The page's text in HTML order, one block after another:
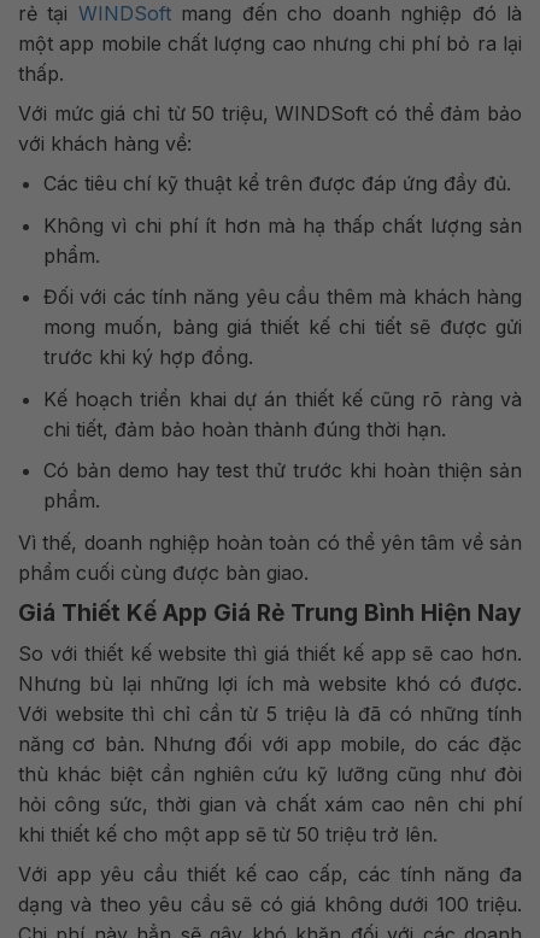
rẻ tại WINDSoftmang đến cho doanh nghiệp đó là
một app mobile chất lượng cao nhưng chi phí bỏ ra lại
thấp.
Với mức giá chỉ từ 50 triệu, WINDSoft có thể đảm bảo
với khách hàng về:
Các tiêu chí kỹ thuật kể trên được đáp ứng đầy đủ.
Không vì chi phí ít hơn mà hạ thấp chất lượng sản
phẩm.
Đối với các tính năng yêu cầu thêm mà khách hàng
mong muốn, bảng giá thiết kế chi tiết sẽ được gửi
trước khi ký hợp đồng.
Kế hoạch triển khai dự án thiết kế cũng rõ ràng và
chi tiết, đảm bảo hoàn thành đúng thời hạn.
Có bản demo hay test thử trước khi hoàn thiện sản
phẩm.
Vì thế, doanh nghiệp hoàn toàn có thể yên tâm về sản
phẩm cuối cùng được bàn giao.
Giá Thiết Kế App Giá Rẻ Trung Bình Hiện Nay
So với thiết kế website thì giá thiết kế app sẽ cao hơn.
Nhưng bù lại những lợi ích mà website khó có được.
Với website thì chỉ cần từ 5 triệu là đã có những tính
năng cơ bản. Nhưng đối với app mobile, do các đặc
thù khác biệt cần nghiên cứu kỹ lưỡng cũng như đòi
hỏi công sức, thời gian và chất xám cao nên chi phí
khi thiết kế cho một app sẽ từ 50 triệu trở lên.
Với app yêu cầu thiết kế cao cấp, các tính năng đa
dạng và theo yêu cầu sẽ có giá không dưới 100 triệu.